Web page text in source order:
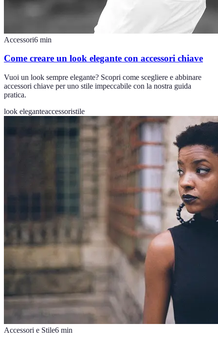
Accessori6 min
Come creare un look elegante con accessori chiave
Vuoi un look sempre elegante? Scopri come scegliere e abbinare
accessori chiave per uno stile impeccabile con la nostra guida
pratica.
look eleganteaccessoristile
Accessori e Stile6 min